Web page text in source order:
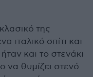
της
ιταλικό σπίτι και
και το στενάκι
να θυμίζει στενό